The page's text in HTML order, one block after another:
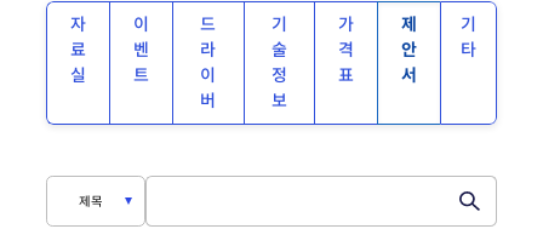
자
료
실
이
벤
트
드
라
이
버
기
술
정
보
가
격
표
제
안
서
기
타